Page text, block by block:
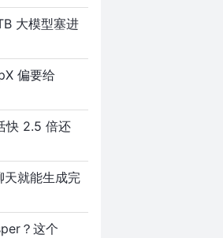
大模型塞进
偏要给
快 2.5 倍还
就能生成完
？这个